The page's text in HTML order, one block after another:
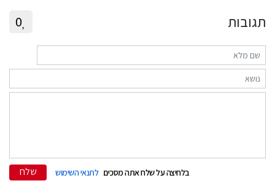
תגובות 0
בלחיצה על שלח אתה מסכים לתנאי השימוש שלח